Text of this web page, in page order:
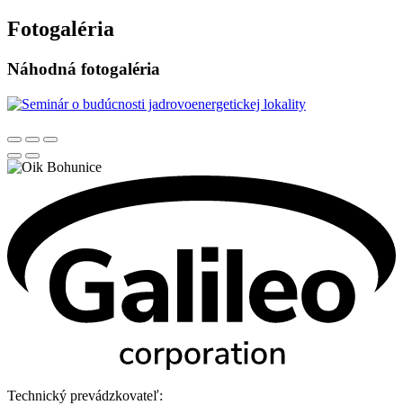
Fotogaléria
Náhodná fotogaléria
Technický prevádzkovateľ: